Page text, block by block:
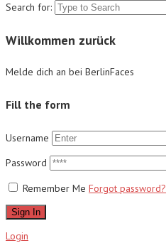
Search for:
Willkommen zurück
Melde dich an bei BerlinFaces
Fill the form
Username
Password
Remember Me Forgot password?
Sign In
Login